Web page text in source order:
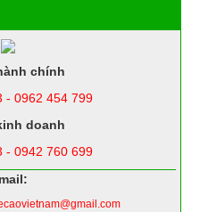
chính
- 0962 454 799
doanh
- 0942 760 699